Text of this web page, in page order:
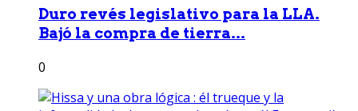
Duro revés legislativo para la LLA.
Bajó la compra de tierra...
0